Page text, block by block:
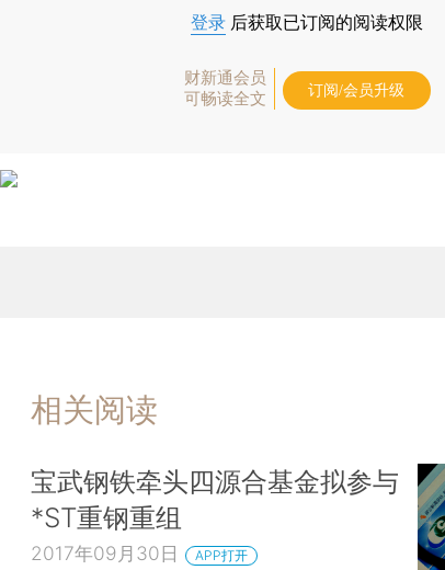
登录 后获取已订阅的阅读权限
财新通会员
可畅读全文
订阅/会员升级
相关阅读
宝武钢铁牵头四源合基金拟参与
*ST重钢重组
2017年09月30日 APP打开